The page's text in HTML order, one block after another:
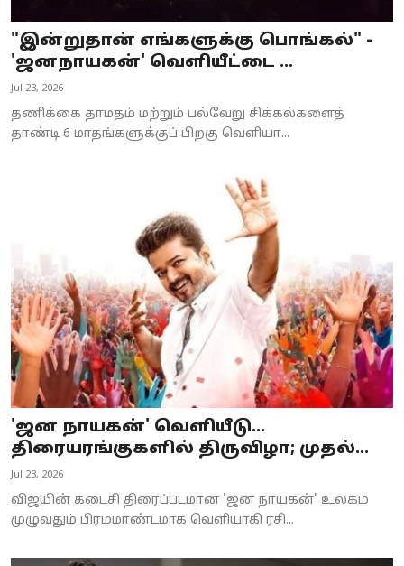
"இன்றுதான் எங்களுக்கு பொங்கல்" -
'ஜனநாயகன்' வெளியீட்டை ...
Jul 23, 2026
தணிக்கை தாமதம் மற்றும் பல்வேறு சிக்கல்களைத்
தாண்டி 6 மாதங்களுக்குப் பிறகு வெளியா...
'ஜன நாயகன்' வெளியீடு...
திரையரங்குகளில் திருவிழா; முதல்...
Jul 23, 2026
விஜயின் கடைசி திரைப்படமான 'ஜன நாயகன்' உலகம்
முழுவதும் பிரம்மாண்டமாக வெளியாகி ரசி...